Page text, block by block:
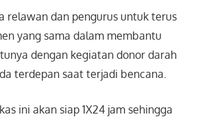
relawan dan pengurus untuk terus
yang sama dalam membantu
dengan kegiatan donor darah
terdepan saat terjadi bencana.
ini akan siap 1X24 jam sehingga